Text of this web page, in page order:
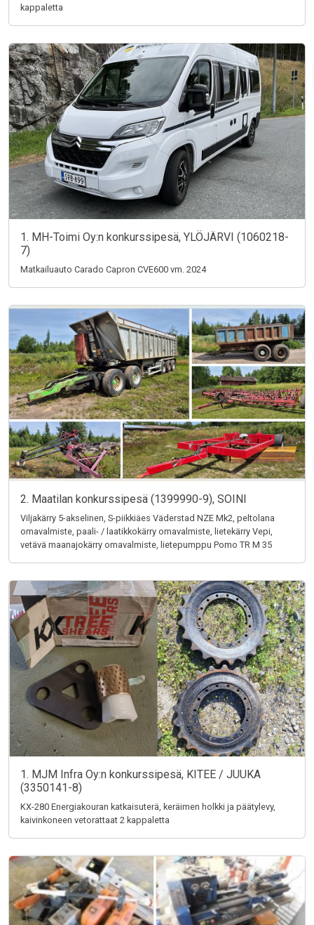
kappaletta
1. MH-Toimi Oy:n konkurssipesä, YLÖJÄRVI (1060218-
7)
Matkailuauto Carado Capron CVE600 vm. 2024
2. Maatilan konkurssipesä (1399990-9), SOINI
Viljakärry 5-akselinen, S-piikkiäes Väderstad NZE Mk2, peltolana
omavalmiste, paali- / laatikkokärry omavalmiste, lietekärry Vepi,
vetävä maanajokärry omavalmiste, lietepumppu Pomo TR M 35
1. MJM Infra Oy:n konkurssipesä, KITEE / JUUKA
(3350141-8)
KX-280 Energiakouran katkaisuterä, keräimen holkki ja päätylevy,
kaivinkoneen vetorattaat 2 kappaletta